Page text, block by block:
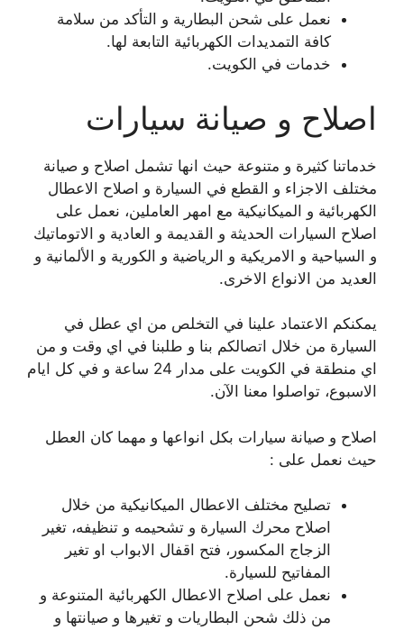
نعمل على شحن البطارية و التأكد من سلامة
كافة التمديدات الكهربائية التابعة لها.
خدمات في الكويت.
اصلاح و صيانة سيارات
خدماتنا كثيرة و متنوعة حيث انها تشمل اصلاح و صيانة
مختلف الاجزاء و القطع في السيارة و اصلاح الاعطال
الكهربائية و الميكانيكية مع امهر العاملين، نعمل على
اصلاح السيارات الحديثة و القديمة و العادية و الاتوماتيك
و السياحية و الامريكية و الرياضية و الكورية و الألمانية و
العديد من الانواع الاخرى.
يمكنكم الاعتماد علينا في التخلص من اي عطل في
السيارة من خلال اتصالكم بنا و طلبنا في اي وقت و من
اي منطقة في الكويت على مدار 24 ساعة و في كل ايام
الاسبوع، تواصلوا معنا الآن.
اصلاح و صيانة سيارات بكل انواعها و مهما كان العطل
حيث نعمل على :
تصليح مختلف الاعطال الميكانيكية من خلال
اصلاح محرك السيارة و تشحيمه و تنظيفه، تغير
الزجاج المكسور، فتح اقفال الابواب او تغير
المفاتيح للسيارة.
نعمل على اصلاح الاعطال الكهربائية المتنوعة و
من ذلك شحن البطاريات و تغيرها و صيانتها و